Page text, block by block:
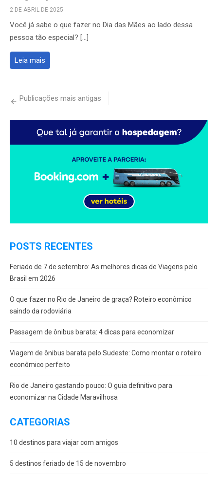
POSTED
2 DE ABRIL DE 2025
Você já sabe o que fazer no Dia das Mães ao lado dessa
pessoa tão especial? […]
Leia mais
Navegação
por
posts
Publicações mais antigas
POSTS RECENTES
Feriado de 7 de setembro: As melhores dicas de Viagens pelo
Brasil em 2026
O que fazer no Rio de Janeiro de graça? Roteiro econômico
saindo da rodoviária
Passagem de ônibus barata: 4 dicas para economizar
Viagem de ônibus barata pelo Sudeste: Como montar o roteiro
econômico perfeito
Rio de Janeiro gastando pouco: O guia definitivo para
economizar na Cidade Maravilhosa
CATEGORIAS
10 destinos para viajar com amigos
5 destinos feriado de 15 de novembro